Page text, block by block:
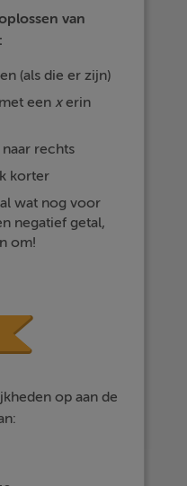
van
(als die er zijn)
een xerin
rechts
korter
wat nog voor
negatief getal,
om!
op aan de